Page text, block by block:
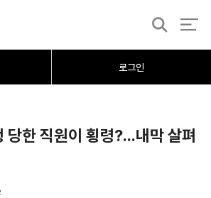
로그인
검
취재가시작되자
당한 직원이 횡령?...내막 살펴